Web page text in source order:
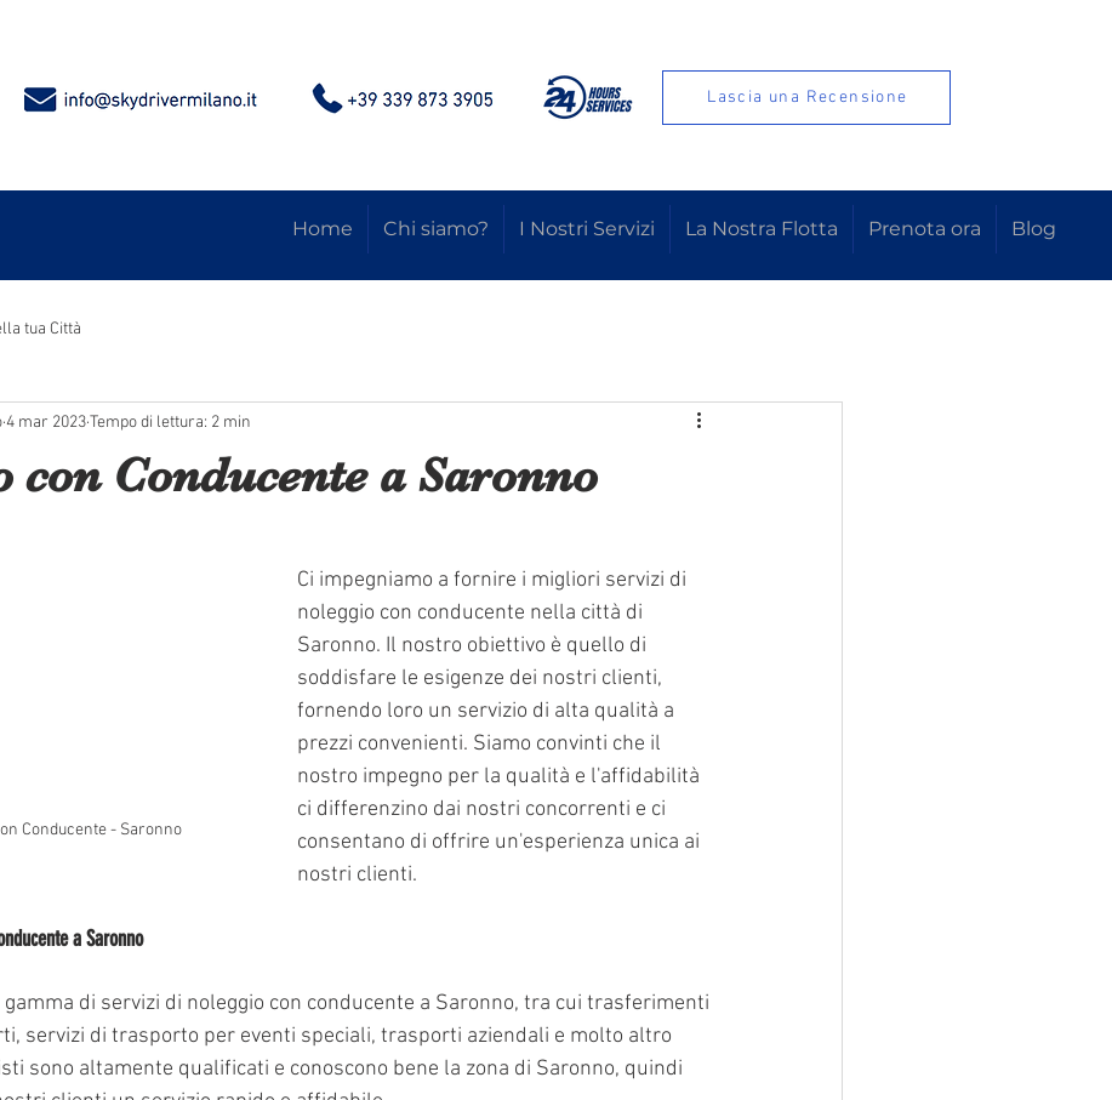
Lascia una Recensione
Home Chi siamo? I Nostri Servizi La Nostra Flotta Prenota ora Blog
tua Città
con Conducente a Saronno
4 mar 2023Tempo di lettura: 2 min
su 5.
Conducente - Saronno
Ci impegniamo a fornire i migliori servizi di
noleggio con conducente nella città di
Saronno. Il nostro obiettivo è quello di
soddisfare le esigenze dei nostri clienti,
fornendo loro un servizio di alta qualità a
prezzi convenienti. Siamo convinti che il
nostro impegno per la qualità e l'affidabilità
ci differenzino dai nostri concorrenti e ci
consentano di offrire un'esperienza unica ai
nostri clienti.
a Saronno
di servizi di noleggio con conducente a Saronno, tra cui trasferimenti
servizi di trasporto per eventi speciali, trasporti aziendali e molto altro
sono altamente qualificati e conoscono bene la zona di Saronno, quindi